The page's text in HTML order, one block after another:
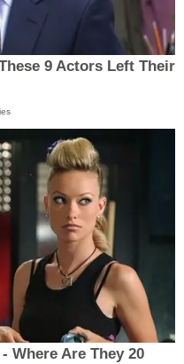
9 Actors Left Their
Where Are They 20